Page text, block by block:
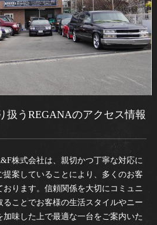
扱うREGANAのアクセス情報
株式会社は、親切かつ丁寧な対応に
案していることにより、多くのお客
ります。信頼関係を大切にコミュニ
ことでお客様の生活スタイルやニー
加味した上で最適な一台をご案内いた